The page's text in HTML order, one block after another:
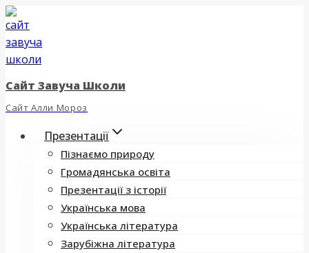
Перейти
до
вмісту
Сайт Завуча Школи
Сайт Алли Мороз
Презентації
Пізнаємо природу
Громадянська освіта
Презентації з історії
Українська мова
Українська література
Зарубіжна література